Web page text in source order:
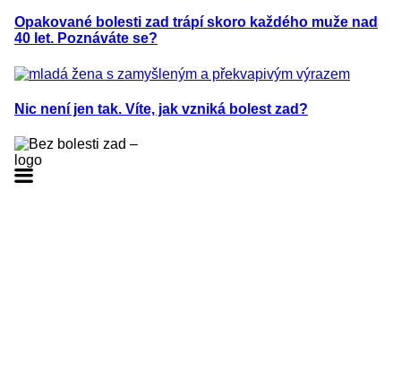
Opakované bolesti zad trápí skoro každého muže nad
40 let. Poznáváte se?
Nic není jen tak. Víte, jak vzniká bolest zad?
0